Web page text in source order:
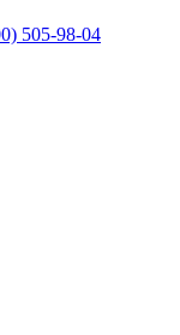
505-98-04